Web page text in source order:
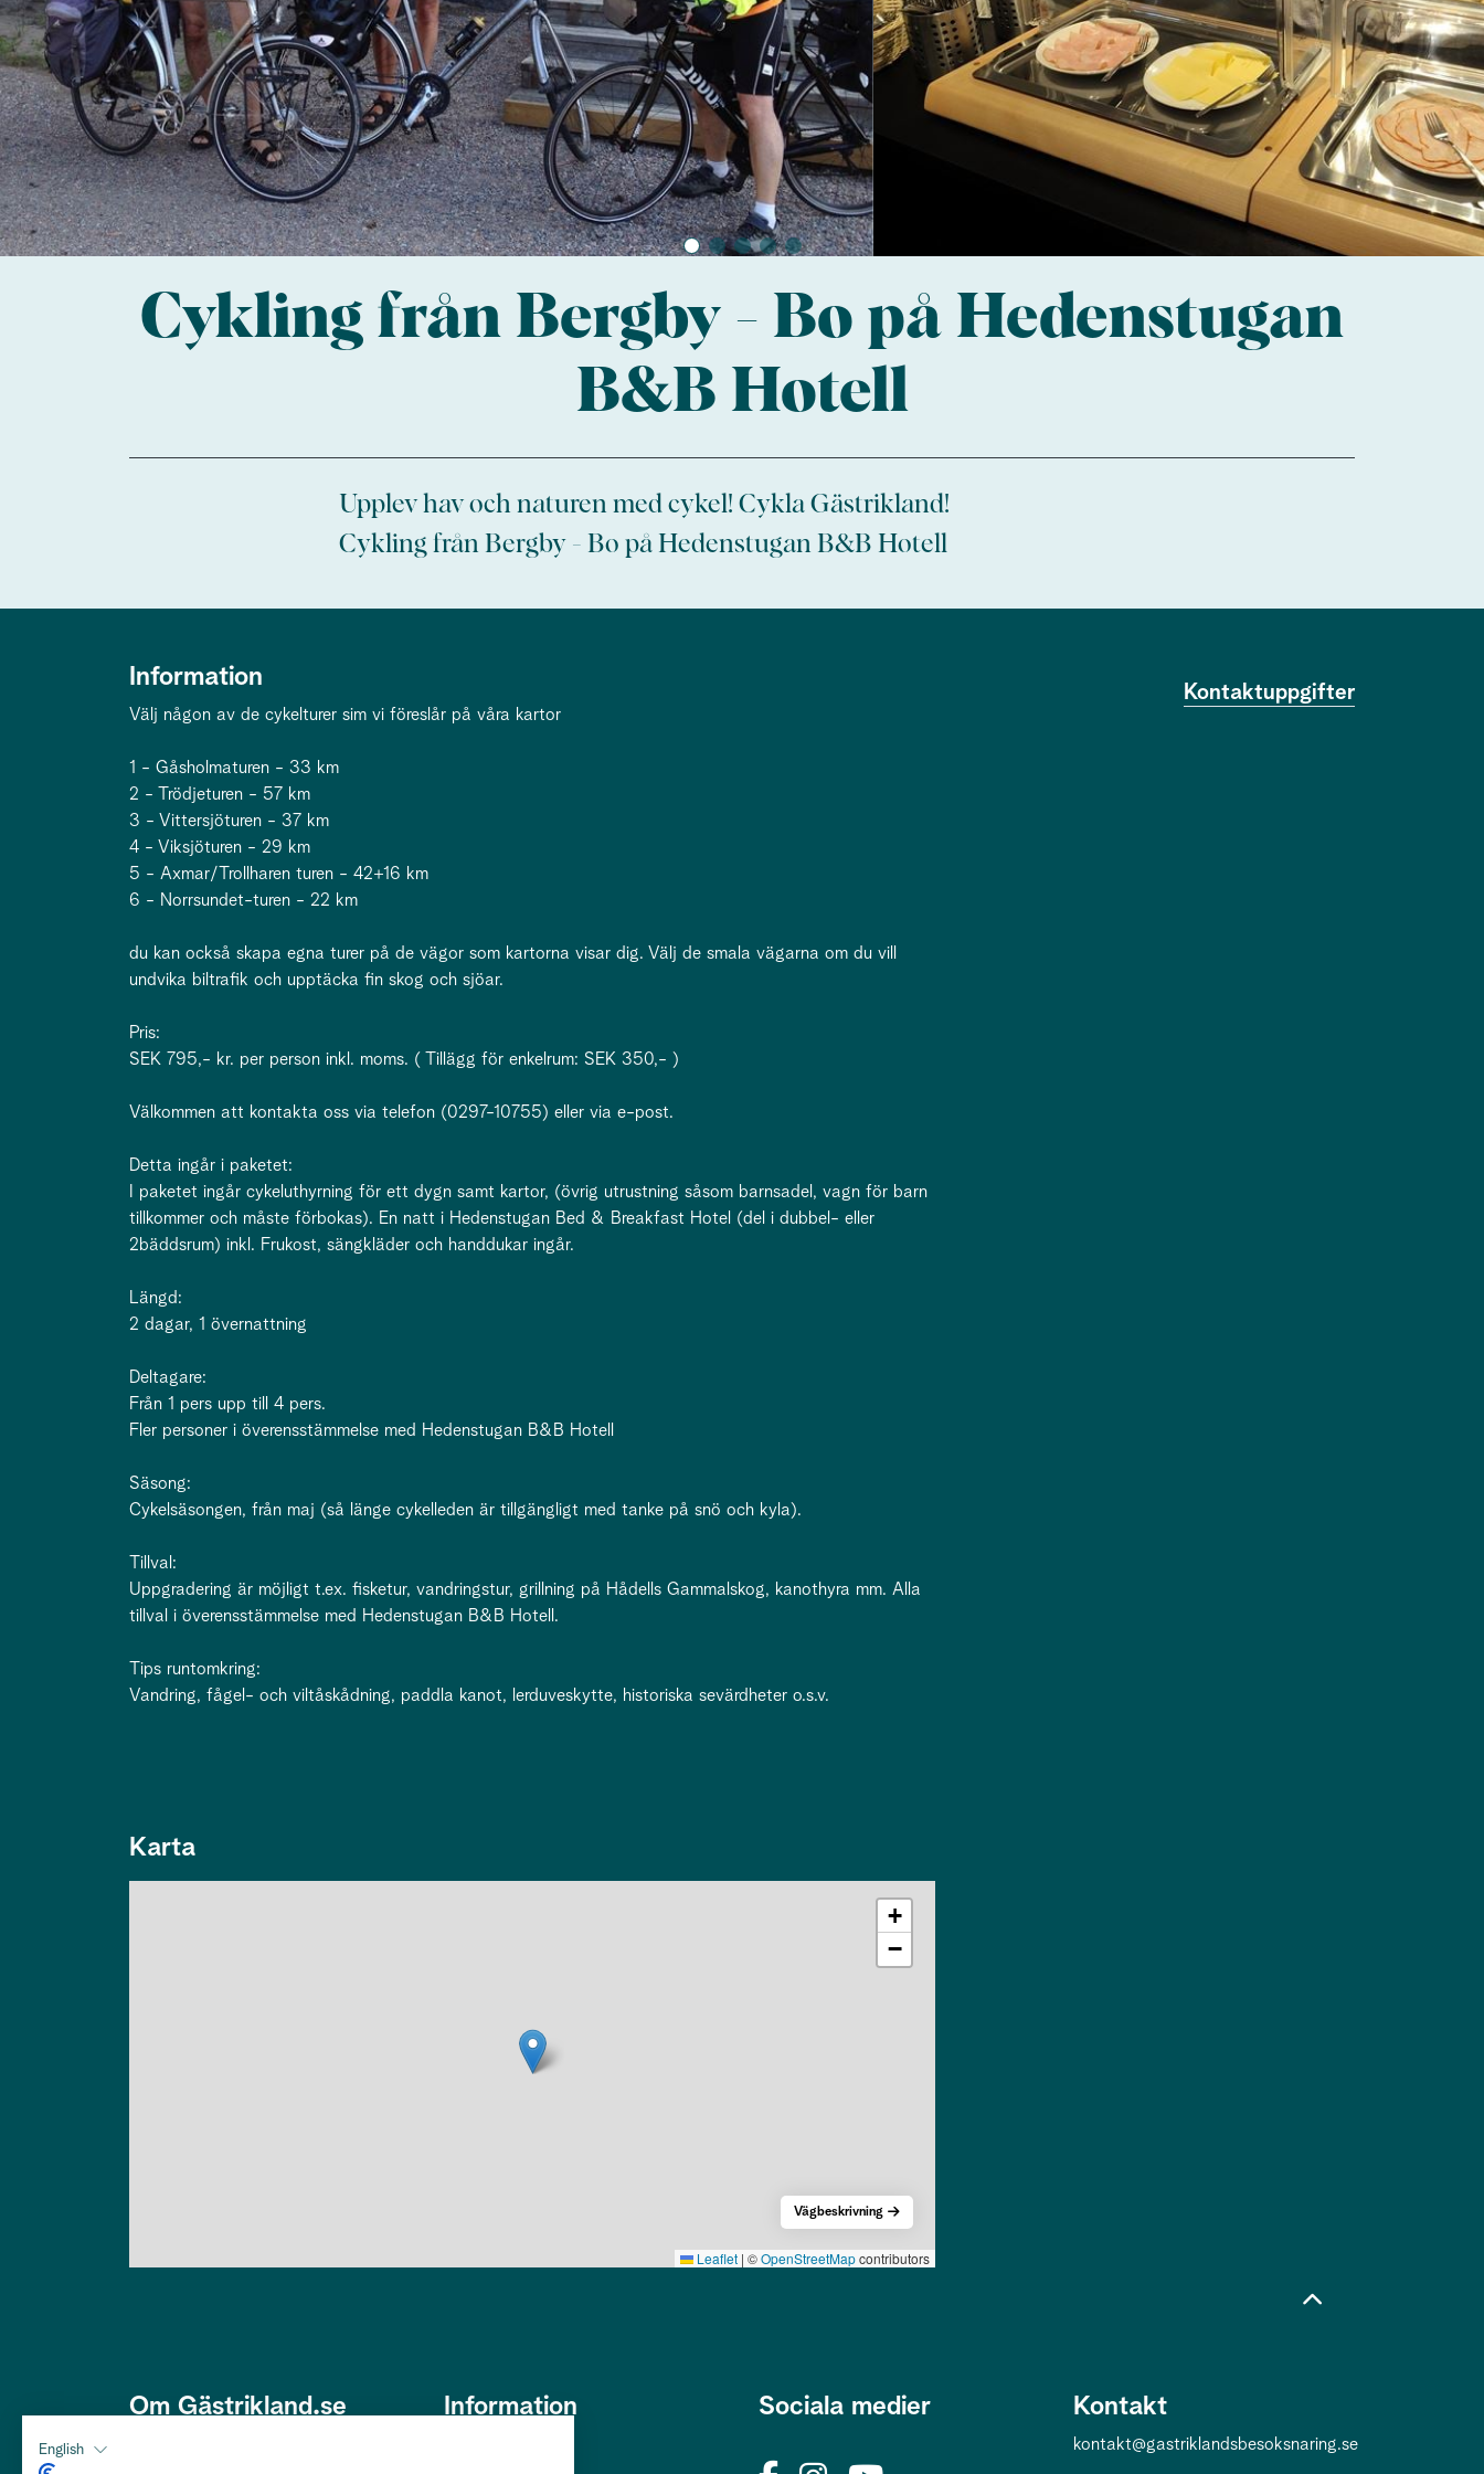
Cykling från Bergby - Bo på Hedenstugan
B&B Hotell
Upplev hav och naturen med cykel! Cykla Gästrikland!
Cykling från Bergby - Bo på Hedenstugan B&B Hotell
Information
Välj någon av de cykelturer sim vi föreslår på våra kartor
1 - Gåsholmaturen - 33 km
2 - Trödjeturen - 57 km
3 - Vittersjöturen - 37 km
4 - Viksjöturen - 29 km
5 - Axmar/Trollharen turen - 42+16 km
6 - Norrsundet-turen - 22 km
du kan också skapa egna turer på de vägor som kartorna visar dig. Välj de smala vägarna om du vill
undvika biltrafik och upptäcka fin skog och sjöar.
Pris:
SEK 795,- kr. per person inkl. moms. ( Tillägg för enkelrum: SEK 350,- )
Välkommen att kontakta oss via telefon (0297-10755) eller via e-post.
Detta ingår i paketet:
I paketet ingår cykeluthyrning för ett dygn samt kartor, (övrig utrustning såsom barnsadel, vagn för barn
tillkommer och måste förbokas). En natt i Hedenstugan Bed & Breakfast Hotel (del i dubbel- eller
2bäddsrum) inkl. Frukost, sängkläder och handdukar ingår.
Längd:
2 dagar, 1 övernattning
Deltagare:
Från 1 pers upp till 4 pers.
Fler personer i överensstämmelse med Hedenstugan B&B Hotell
Säsong:
Cykelsäsongen, från maj (så länge cykelleden är tillgängligt med tanke på snö och kyla).
Tillval:
Uppgradering är möjligt t.ex. fisketur, vandringstur, grillning på Hådells Gammalskog, kanothyra mm. Alla
tillval i överensstämmelse med Hedenstugan B&B Hotell.
Tips runtomkring:
Vandring, fågel- och viltåskådning, paddla kanot, lerduveskytte, historiska sevärdheter o.s.v.
Kontaktuppgifter
Karta
+
−
Leaflet | ©OpenStreetMapcontributors
Vägbeskrivning
Om Gästrikland.se Information Sociala medier Kontakt
kontakt@gastriklandsbesoksnaring.se
English